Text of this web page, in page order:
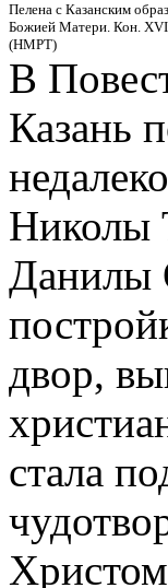
Пелена с Казанским
Божией Матери. Кон.
(НМРТ)
В
Казань
Николы
Данилы
двор,
стала